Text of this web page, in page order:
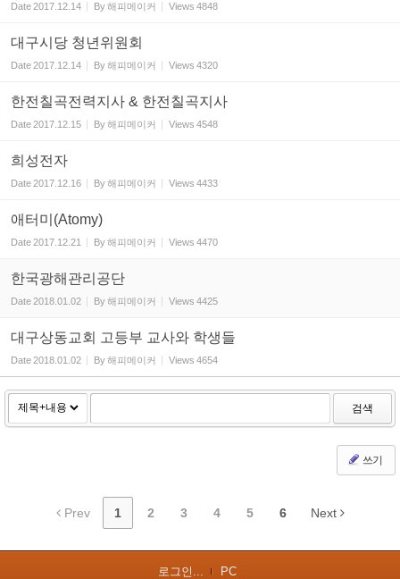
Date2017.12.14 By해피메이커 Views 4848
대구시당 청년위원회
Date2017.12.14 By해피메이커 Views 4320
한전칠곡전력지사 & 한전칠곡지사
Date2017.12.15 By해피메이커 Views 4548
희성전자
Date2017.12.16 By해피메이커 Views 4433
애터미(Atomy)
Date2017.12.21 By해피메이커 Views 4470
한국광해관리공단
Date2018.01.02 By해피메이커 Views 4425
대구상동교회 고등부 교사와 학생들
Date2018.01.02 By해피메이커 Views 4654
검색
쓰기
Prev 1 2 3 4 5 6 Next
로그인... PC